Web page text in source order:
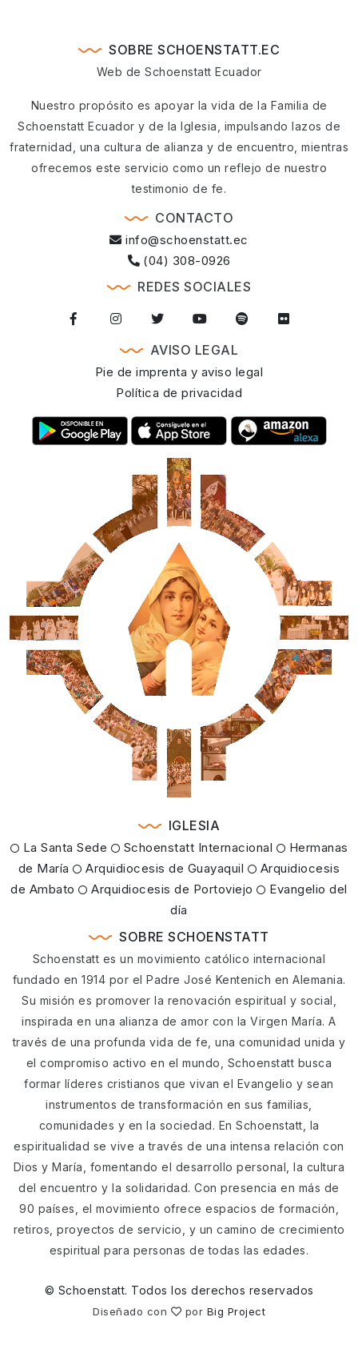
SOBRE SCHOENSTATT.EC
Web de Schoenstatt Ecuador
Nuestro propósito es apoyar la vida de la Familia de
Schoenstatt Ecuador y de la Iglesia, impulsando lazos de
fraternidad, una cultura de alianza y de encuentro, mientras
ofrecemos este servicio como un reflejo de nuestro
testimonio de fe.
CONTACTO
info@schoenstatt.ec
(04) 308-0926
REDES SOCIALES
AVISO LEGAL
Pie de imprenta y aviso legal
Política de privacidad
IGLESIA
La Santa Sede Schoenstatt Internacional
Hermanas
de María
Arquidiocesis de Guayaquil
Arquidiocesis
de Ambato
Arquidiocesis de Portoviejo
Evangelio del
día
SOBRE SCHOENSTATT
Schoenstatt es un movimiento católico internacional
fundado en 1914 por el Padre José Kentenich en Alemania.
Su misión es promover la renovación espiritual y social,
inspirada en una alianza de amor con la Virgen María. A
través de una profunda vida de fe, una comunidad unida y
el compromiso activo en el mundo, Schoenstatt busca
formar líderes cristianos que vivan el Evangelio y sean
instrumentos de transformación en sus familias,
comunidades y en la sociedad. En Schoenstatt, la
espiritualidad se vive a través de una intensa relación con
Dios y María, fomentando el desarrollo personal, la cultura
del encuentro y la solidaridad. Con presencia en más de
90 países, el movimiento ofrece espacios de formación,
retiros, proyectos de servicio, y un camino de crecimiento
espiritual para personas de todas las edades.
© Schoenstatt. Todos los derechos reservados
Diseñado con por Big Project